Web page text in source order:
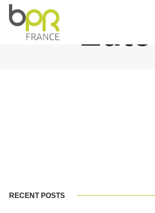
RECENT POSTS